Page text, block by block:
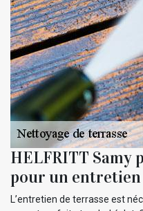
HELFRITT
pour un entretien
L’entretien de terrasse est